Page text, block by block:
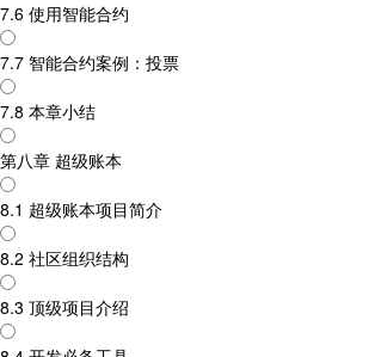
7.6 使用智能合约
7.7 智能合约案例：投票
7.8 本章小结
第八章 超级账本
8.1 超级账本项目简介
8.2 社区组织结构
8.3 顶级项目介绍